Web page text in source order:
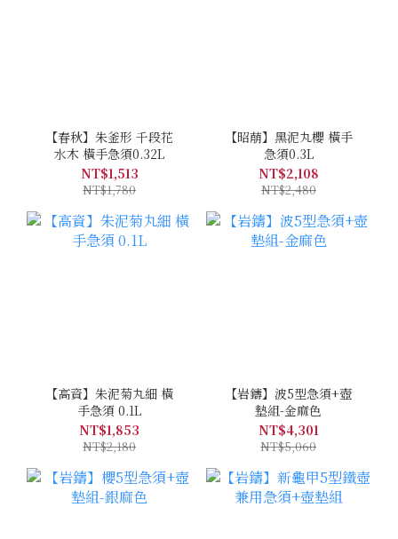
【春秋】朱釜形 千段花
水木 橫手急須0.32L
NT$1,513
NT$1,780
【昭萠】黑泥丸櫻 橫手
急須0.3L
NT$2,108
NT$2,480
【高資】朱泥菊丸細 橫
手急須 0.1L
NT$1,853
NT$2,180
【岩鑄】波5型急須+壺
墊組-金麻色
NT$4,301
NT$5,060